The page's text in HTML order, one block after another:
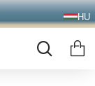
HU